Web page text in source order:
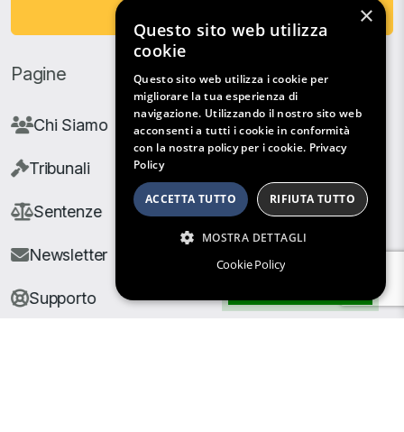
Pagine
Chi Siamo
Tribunali
Sentenze
Newsletter
Supporto
×
Questo sito web utilizza
cookie
Questo sito web utilizza i cookie per
migliorare la tua esperienza di
navigazione. Utilizzando il nostro sito web
acconsenti a tutti i cookie in conformità
con la nostra policy per i cookie. Privacy
Policy
ACCETTA TUTTO RIFIUTA TUTTO
MOSTRA DETTAGLI
Cookie Policy